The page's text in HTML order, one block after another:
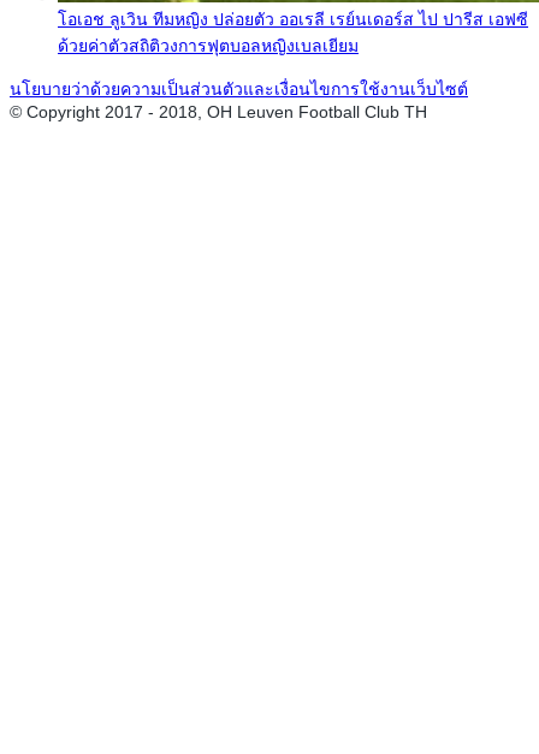
โอเอช ลูเวิน ทีมหญิง ปล่อยตัว ออเรลี เรย์นเดอร์ส ไป ปารีส เอฟซี
ด้วยค่าตัวสถิติวงการฟุตบอลหญิงเบลเยียม
นโยบายว่าด้วยความเป็นส่วนตัวและเงื่อนไขการใช้งานเว็บไซต์
© Copyright 2017 - 2018, OH Leuven Football Club TH